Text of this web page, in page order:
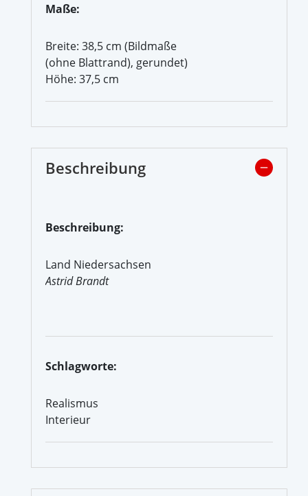
Maße:
Breite: 38,5 cm (Bildmaße
(ohne Blattrand), gerundet)
Höhe: 37,5 cm
Beschreibung
Beschreibung:
Land Niedersachsen
Astrid Brandt
Schlagworte:
Realismus
Interieur